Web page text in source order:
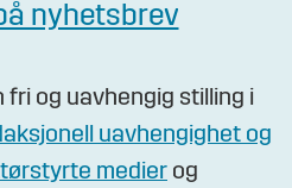
nyhetsbrev
fri og uavhengig stilling i
uavhengighet og
medier og